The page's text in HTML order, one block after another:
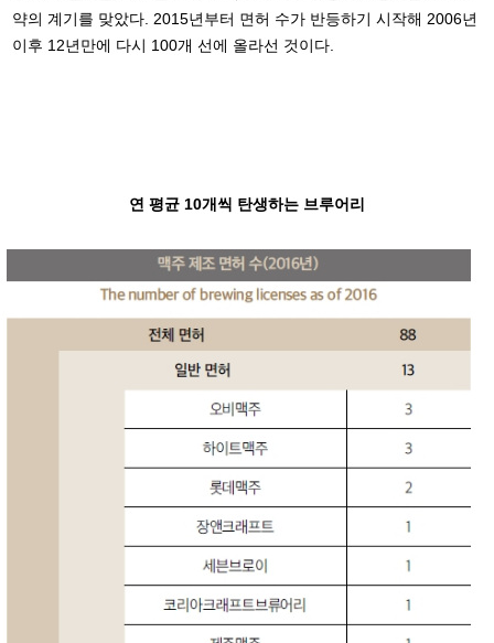
약의 계기를 맞았다. 2015년부터 면허 수가 반등하기 시작해 2006년
이후 12년만에 다시 100개 선에 올라선 것이다.
연 평균 10개씩 탄생하는 브루어리